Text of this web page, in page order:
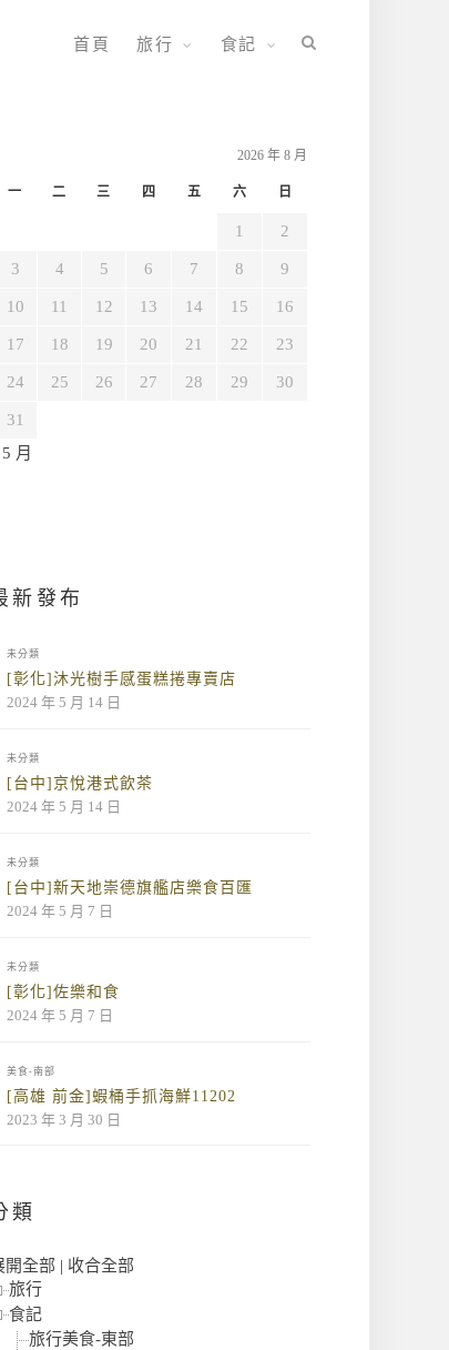
首頁 旅行 食記
2026 年 8 月
一 二 三 四 五 六 日
1 2
3 4 5 6 7 8 9
10 11 12 13 14 15 16
17 18 19 20 21 22 23
24 25 26 27 28 29 30
31
月
新發布
未分類
[彰化]沐光樹手感蛋糕捲專賣店
2024 年 5 月 14 日
未分類
[台中]京悅港式飲茶
2024 年 5 月 14 日
未分類
[台中]新天地崇德旗艦店樂食百匯
2024 年 5 月 7 日
未分類
[彰化]佐樂和食
2024 年 5 月 7 日
美食-南部
[高雄 前金]蝦桶手抓海鮮11202
2023 年 3 月 30 日
類
開全部 | 收合全部
旅行
食記
旅行美食-東部